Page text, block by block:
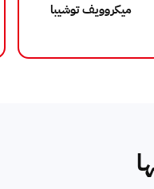
ميكروويف توشيبا